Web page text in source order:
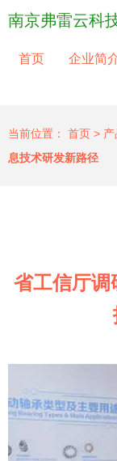
南京弗雷云科
首页 企业简
当前位置： 首页 >
息技术研发新路径
省工信厅调